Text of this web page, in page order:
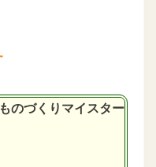
のづくりマイスター